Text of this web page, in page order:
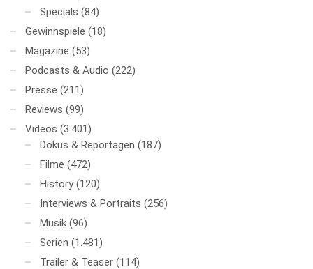
Specials (84)
Gewinnspiele (18)
Magazine (53)
Podcasts & Audio (222)
Presse (211)
Reviews (99)
Videos (3.401)
Dokus & Reportagen (187)
Filme (472)
History (120)
Interviews & Portraits (256)
Musik (96)
Serien (1.481)
Trailer & Teaser (114)